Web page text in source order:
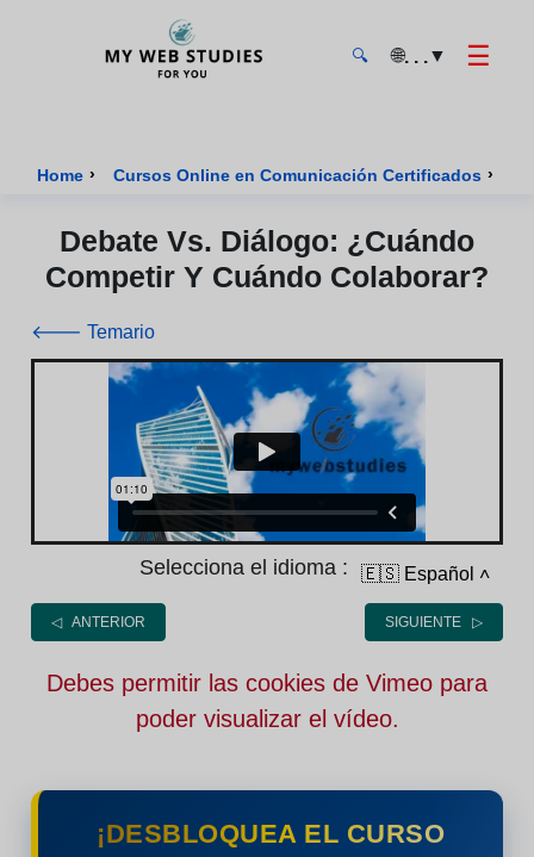
🔍 🌐. . .▼ ☰
Home › Cursos Online en Comunicación Certificados ›
Debate Vs. Diálogo: ¿Cuándo
Competir Y Cuándo Colaborar?
🡐 Temario
Selecciona el idioma : 🇪🇸 Español ˄
◁ ANTERIOR SIGUIENTE ▷
Debes permitir las cookies de Vimeo para
poder visualizar el vídeo.
¡DESBLOQUEA EL CURSO